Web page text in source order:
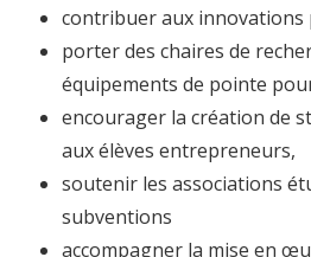
contribuer aux innovations
porter des chaires de
équipements de pointe
encourager la création de
aux élèves entrepreneurs,
soutenir les associations
subventions
accompagner la mise en